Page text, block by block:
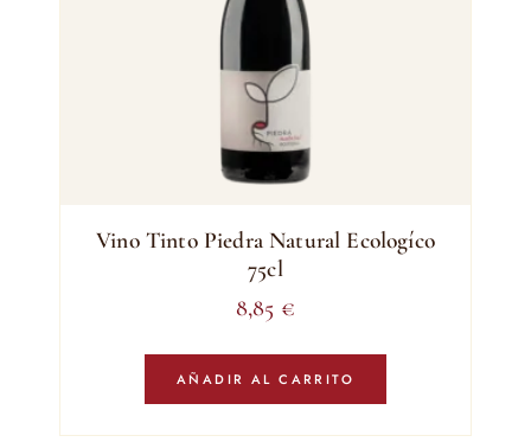
Vino Tinto Piedra Natural Ecologíco
75cl
8,85 €
AÑADIR AL CARRITO